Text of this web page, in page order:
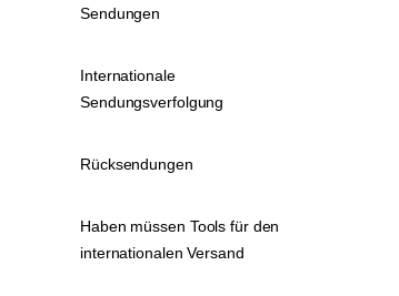
Sendungen
Internationale
Sendungsverfolgung
Rücksendungen
Haben müssen Tools für den
internationalen Versand